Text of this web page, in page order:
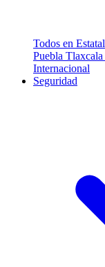
Todos en Estatal
Puebla Tlaxcala
Internacional
Seguridad